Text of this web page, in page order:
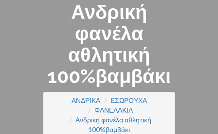
Ανδρική
φανέλα
αθλητική
100%βαμβάκι
ΑΝΔΡΙΚΑ
ΕΣΩΡΟΥΧΑ
ΦΑΝΕΛΑΚΙΑ
Ανδρική φανέλα αθλητική
100%βαμβάκι